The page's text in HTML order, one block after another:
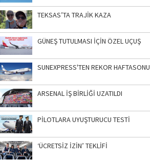
TEKSAS’TA TRAJİK KAZA
GÜNEŞ TUTULMASI İÇİN ÖZEL UÇUŞ
SUNEXPRESS'TEN REKOR HAFTASONU
ARSENAL İŞ BİRLİĞİ UZATILDI
PİLOTLARA UYUŞTURUCU TESTİ
‘ÜCRETSİZ İZİN’ TEKLİFİ